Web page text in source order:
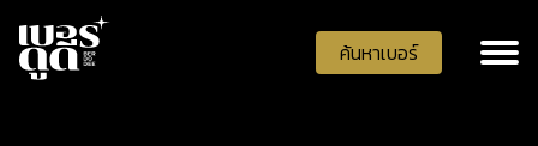
ค้นหาเบอร์